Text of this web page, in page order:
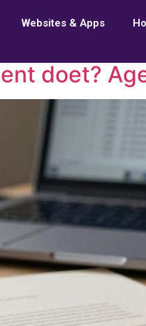
Websites & Apps
doet?